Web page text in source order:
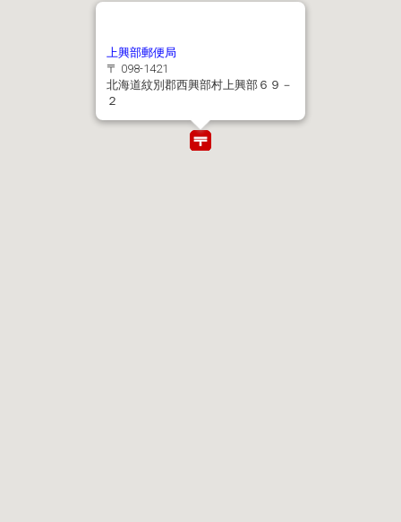
上興部郵便局
〒 098-1421
北海道紋別郡西興部村上興部６９－
２